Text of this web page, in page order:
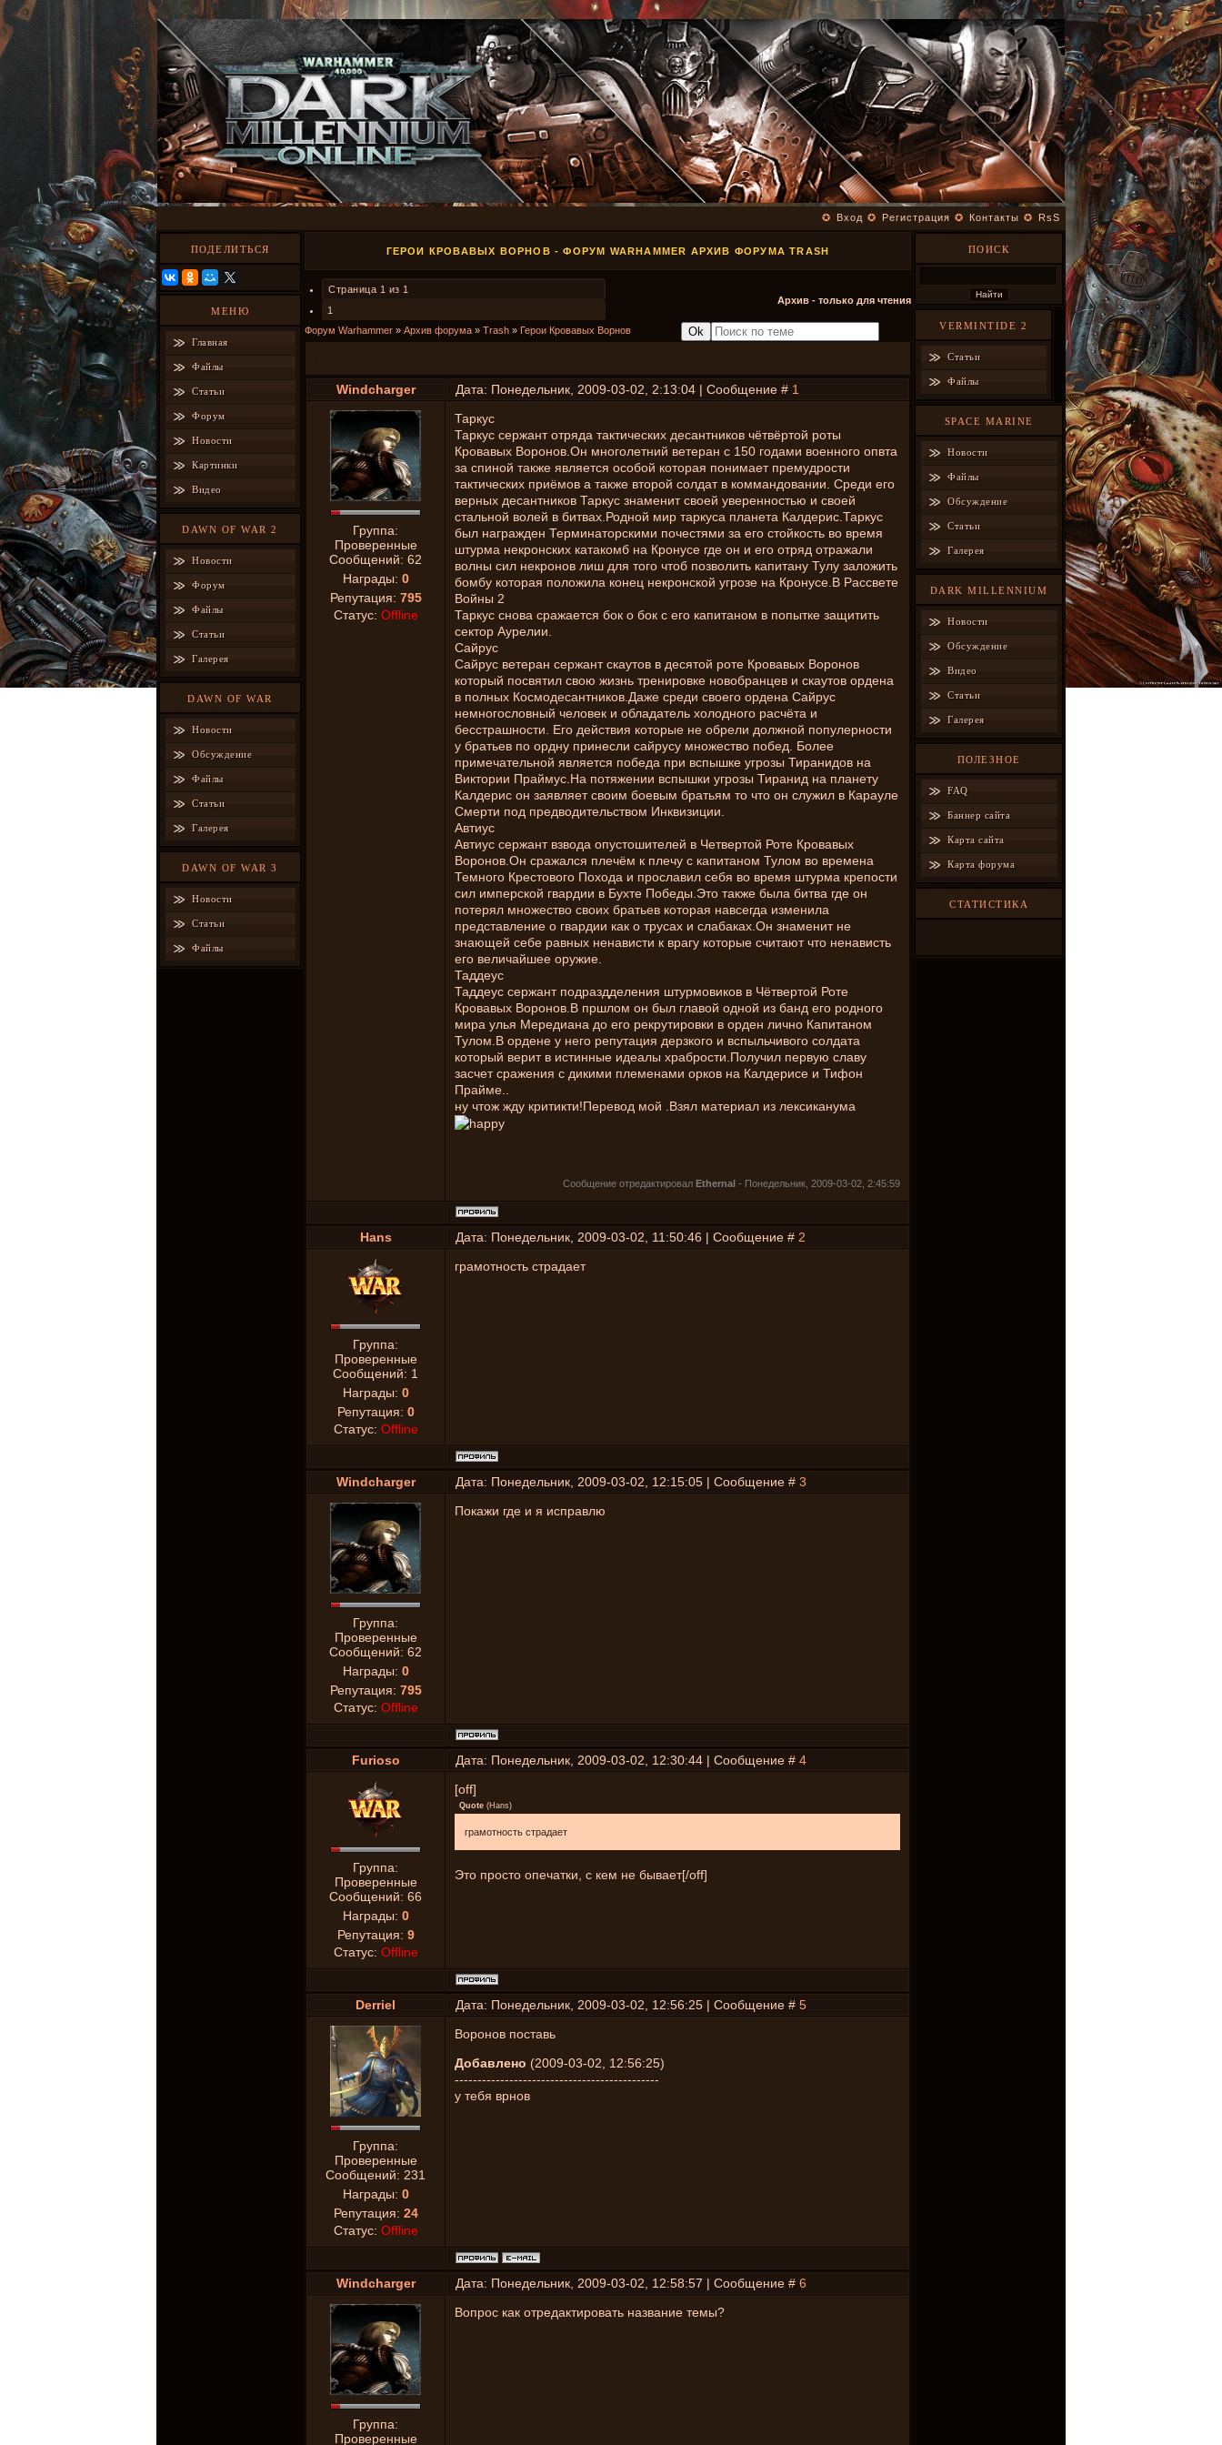
✪ Вход ✪ Регистрация ✪ Контакты ✪ RsS
ПОДЕЛИТЬСЯ
МЕНЮ
Главная
Файлы
Статьи
Форум
Новости
Картинки
Видео
DAWN OF WAR 2
Новости
Форум
Файлы
Статьи
Галерея
DAWN OF WAR
Новости
Обсуждение
Файлы
Статьи
Галерея
DAWN OF WAR 3
Новости
Статьи
Файлы
ГЕРОИ КРОВАВЫХ ВОРНОВ - ФОРУМ WARHAMMER АРХИВ ФОРУМА TRASH
Страница 1 из 1
1
Архив - только для чтения
Форум Warhammer » Архив форума » Trash » Герои Кровавых Ворнов
Windcharger Дата: Понедельник, 2009-03-02, 2:13:04 | Сообщение # 1
Группа:
Проверенные
Сообщений: 62
Награды: 0
Репутация: 795
Статус: Offline
Таркус
Таркус сержант отряда тактических десантников чётвёртой роты
Кровавых Воронов.Он многолетний ветеран с 150 годами военного опвта
за спиной также является особой которая понимает премудрости
тактических приёмов а также второй солдат в коммандовании. Среди его
верных десантников Таркус знаменит своей уверенностью и своей
стальной волей в битвах.Родной мир таркуса планета Калдерис.Таркус
был награжден Терминаторскими почестями за его стойкость во время
штурма некронских катакомб на Кронусе где он и его отряд отражали
волны сил некронов лиш для того чтоб позволить капитану Тулу заложить
бомбу которая положила конец некронской угрозе на Кронусе.В Рассвете
Войны 2
Таркус снова сражается бок о бок с его капитаном в попытке защитить
сектор Аурелии.
Сайрус
Сайрус ветеран сержант скаутов в десятой роте Кровавых Воронов
который посвятил свою жизнь тренировке новобранцев и скаутов ордена
в полных Космодесантников.Даже среди своего ордена Сайрус
немногословный человек и обладатель холодного расчёта и
бесстрашности. Его действия которые не обрели должной популерности
у братьев по ордну принесли сайрусу множество побед. Более
примечательной является победа при вспышке угрозы Тиранидов на
Виктории Праймус.На потяжении вспышки угрозы Тиранид на планету
Калдерис он заявляет своим боевым братьям то что он служил в Карауле
Смерти под предводительством Инквизиции.
Автиус
Автиус сержант взвода опустошителей в Четвертой Роте Кровавых
Воронов.Он сражался плечём к плечу с капитаном Тулом во времена
Темного Крестового Похода и прославил себя во время штурма крепости
сил имперской гвардии в Бухте Победы.Это также была битва где он
потерял множество своих братьев которая навсегда изменила
представление о гвардии как о трусах и слабаках.Он знаменит не
знающей себе равных ненависти к врагу которые считают что ненависть
его величайшее оружие.
Таддеус
Таддеус сержант подраздделения штурмовиков в Чётвертой Роте
Кровавых Воронов.В пршлом он был главой одной из банд его родного
мира улья Мередиана до его рекрутировки в орден лично Капитаном
Тулом.В ордене у него репутация дерзкого и вспыльчивого солдата
который верит в истинные идеалы храбрости.Получил первую славу
засчет сражения с дикими племенами орков на Калдерисе и Тифон
Прайме..
ну чтож жду критикти!Перевод мой .Взял материал из лексиканума
Сообщение отредактировал Ethernal - Понедельник, 2009-03-02, 2:45:59
Hans Дата: Понедельник, 2009-03-02, 11:50:46 | Сообщение # 2
Группа:
Проверенные
Сообщений: 1
Награды: 0
Репутация: 0
Статус: Offline
грамотность страдает
Windcharger Дата: Понедельник, 2009-03-02, 12:15:05 | Сообщение # 3
Группа:
Проверенные
Сообщений: 62
Награды: 0
Репутация: 795
Статус: Offline
Покажи где и я исправлю
Furioso Дата: Понедельник, 2009-03-02, 12:30:44 | Сообщение # 4
Группа:
Проверенные
Сообщений: 66
Награды: 0
Репутация: 9
Статус: Offline
[off]
Quote (Hans)
грамотность страдает
Это просто опечатки, с кем не бывает[/off]
Derriel Дата: Понедельник, 2009-03-02, 12:56:25 | Сообщение # 5
Группа:
Проверенные
Сообщений: 231
Награды: 0
Репутация: 24
Статус: Offline
Воронов поставь
Добавлено (2009-03-02, 12:56:25)
---------------------------------------------
у тебя врнов
Windcharger Дата: Понедельник, 2009-03-02, 12:58:57 | Сообщение # 6
Группа:
Проверенные
Вопрос как отредактировать название темы?
ПОИСК
VERMINTIDE 2
Статьи
Файлы
SPACE MARINE
Новости
Файлы
Обсуждение
Статьи
Галерея
DARK MILLENNIUM
Новости
Обсуждение
Видео
Статьи
Галерея
ПОЛЕЗНОЕ
FAQ
Баннер сайта
Карта сайта
Карта форума
СТАТИСТИКА